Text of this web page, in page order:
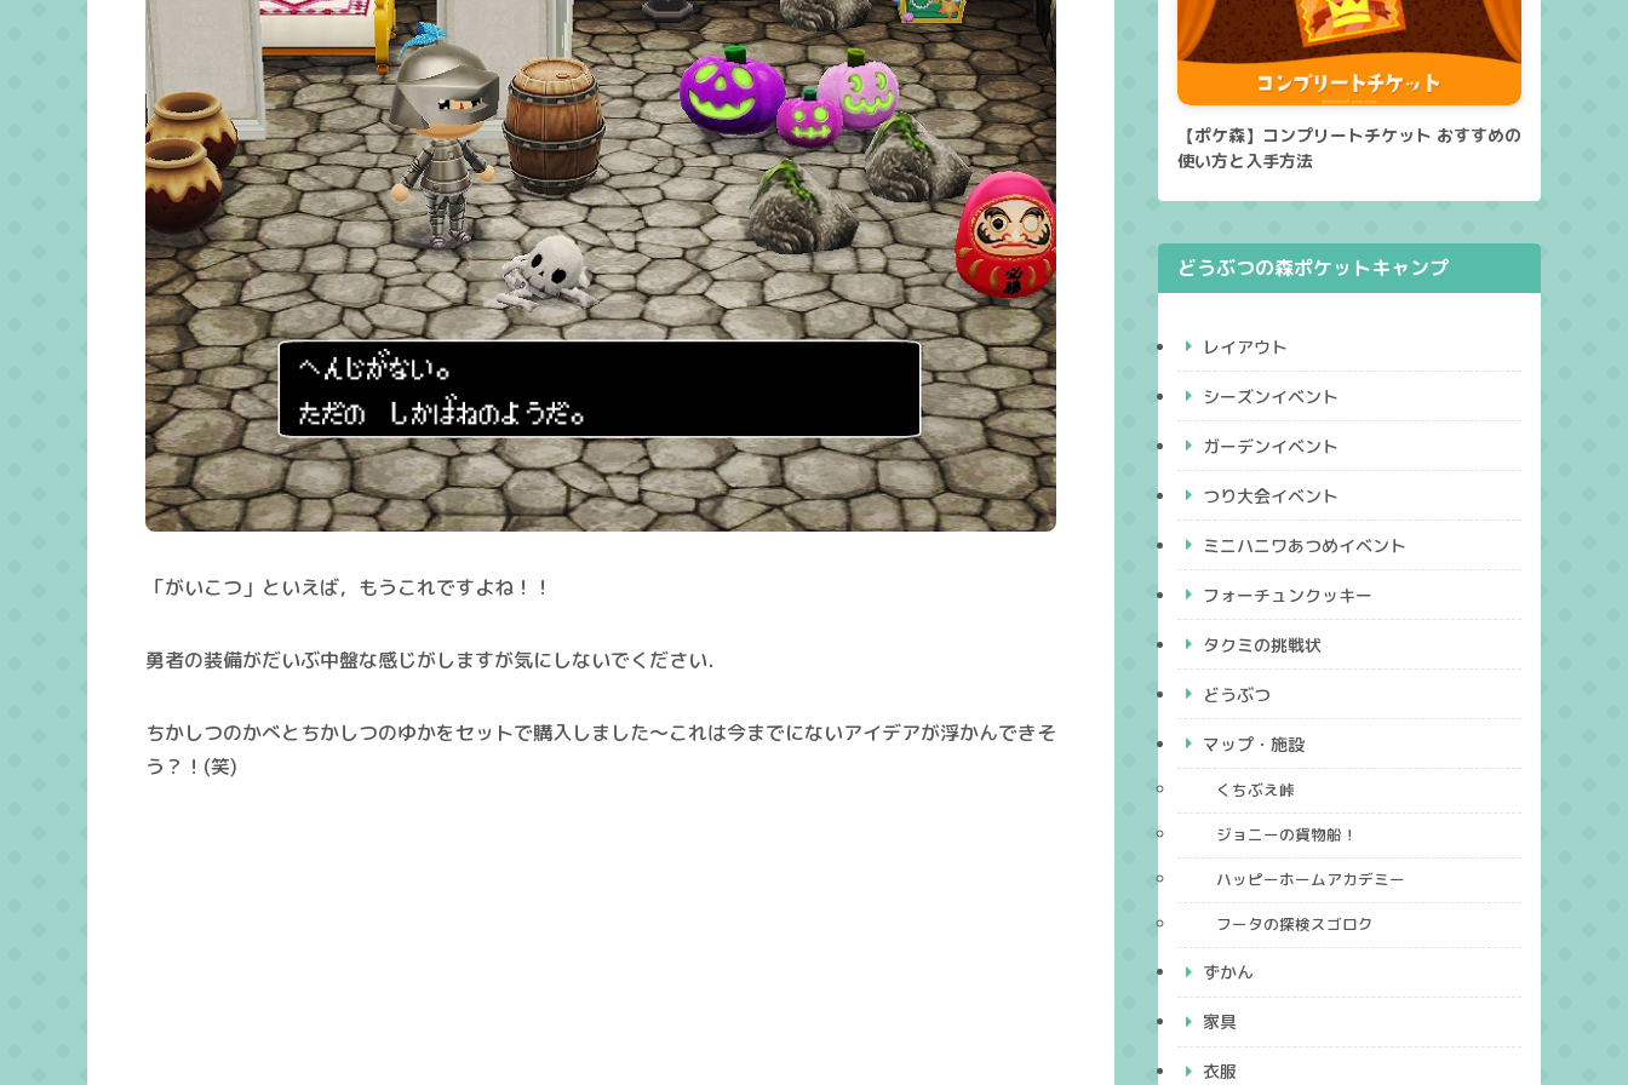
「がいこつ」といえば，もうこれですよね！！
勇者の装備がだいぶ中盤な感じがしますが気にしないでください．
ちかしつのかべとちかしつのゆかをセットで購入しました～これは今までにないアイデアが浮かんできそ
う？！(笑)
【ポケ森】コンプリートチケット おすすめの
使い方と入手方法
どうぶつの森ポケットキャンプ
レイアウト
シーズンイベント
ガーデンイベント
つり大会イベント
ミニハニワあつめイベント
フォーチュンクッキー
タクミの挑戦状
どうぶつ
マップ・施設
くちぶえ峠
ジョニーの貨物船！
ハッピーホームアカデミー
フータの探検スゴロク
ずかん
家具
衣服